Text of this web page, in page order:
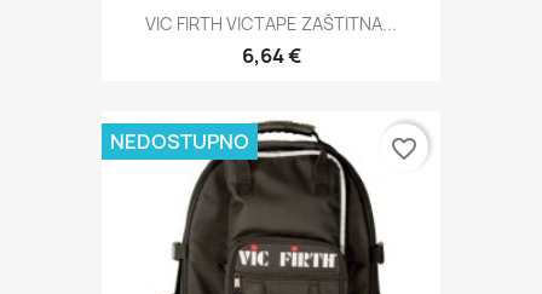
VIC FIRTH VICTAPE ZAŠTITNA...
6,64 €
NEDOSTUPNO favorite_border